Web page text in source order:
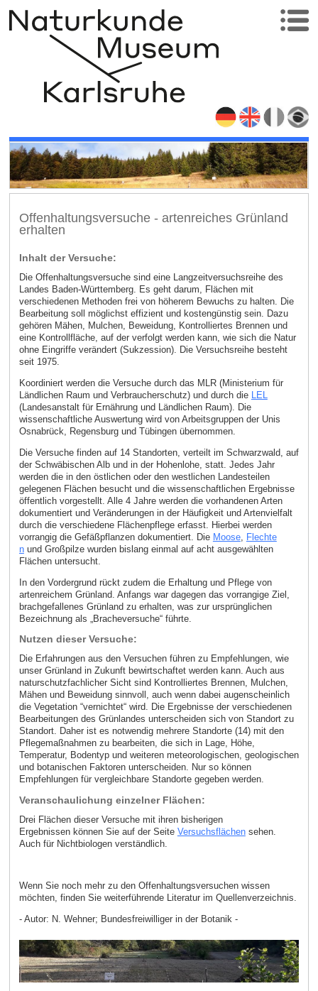
Offenhaltungsversuche - artenreiches Grünland
erhalten
Inhalt der Versuche:
Die Offenhaltungsversuche sind eine Langzeitversuchsreihe des
Landes Baden-Württemberg. Es geht darum, Flächen mit
verschiedenen Methoden frei von höherem Bewuchs zu halten. Die
Bearbeitung soll möglichst effizient und kostengünstig sein. Dazu
gehören Mähen, Mulchen, Beweidung, Kontrolliertes Brennen und
eine Kontrollfläche, auf der verfolgt werden kann, wie sich die Natur
ohne Eingriffe verändert (Sukzession). Die Versuchsreihe besteht
seit 1975.
Koordiniert werden die Versuche durch das MLR (Ministerium für
Ländlichen Raum und Verbraucherschutz) und durch die
LEL
(Landesanstalt für Ernährung und Ländlichen Raum). Die
wissenschaftliche Auswertung wird von Arbeitsgruppen der Unis
Osnabrück, Regensburg und Tübingen übernommen.
Die Versuche finden auf 14 Standorten, verteilt im Schwarzwald, auf
der Schwäbischen Alb und in der Hohenlohe, statt. Jedes Jahr
werden die in den östlichen oder den westlichen Landesteilen
gelegenen Flächen besucht und die wissenschaftlichen Ergebnisse
öffentlich vorgestellt. Alle 4 Jahre werden die vorhandenen Arten
dokumentiert und Veränderungen in der Häufigkeit und Artenvielfalt
durch die verschiedene Flächenpflege erfasst. Hierbei werden
vorrangig die Gefäßpflanzen dokumentiert. Die Moose, Flechte
nund Großpilze wurden bislang einmal auf acht ausgewählten
Flächen untersucht.
In den Vordergrund rückt zudem die Erhaltung und Pflege von
artenreichem Grünland. Anfangs war dagegen das vorrangige Ziel,
brachgefallenes Grünland zu erhalten, was zur ursprünglichen
Bezeichnung als „Bracheversuche“ führte.
Nutzen dieser Versuche:
Die Erfahrungen aus den Versuchen führen zu Empfehlungen, wie
unser Grünland in Zukunft bewirtschaftet werden kann. Auch aus
naturschutzfachlicher Sicht sind Kontrolliertes Brennen, Mulchen,
Mähen und Beweidung sinnvoll, auch wenn dabei augenscheinlich
die Vegetation “vernichtet“ wird. Die Ergebnisse der verschiedenen
Bearbeitungen des Grünlandes unterscheiden sich von Standort zu
Standort. Daher ist es notwendig mehrere Standorte (14) mit den
Pflegemaßnahmen zu bearbeiten, die sich in Lage, Höhe,
Temperatur, Bodentyp und weiteren meteorologischen, geologischen
und botanischen Faktoren unterscheiden. Nur so können
Empfehlungen für vergleichbare Standorte gegeben werden.
Veranschaulichung einzelner Flächen:
Drei Flächen dieser Versuche mit ihren bisherigen
Ergebnissen können Sie auf der Seite Versuchsflächensehen.
Auch für Nichtbiologen verständlich.
Wenn Sie noch mehr zu den Offenhaltungsversuchen wissen
möchten, finden Sie weiterführende Literatur im Quellenverzeichnis.
- Autor: N. Wehner; Bundesfreiwilliger in der Botanik -